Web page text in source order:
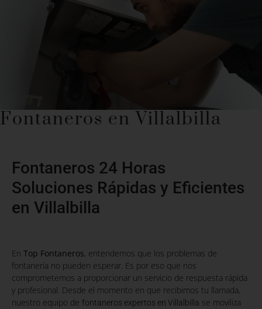
Fontaneros en Villalbilla
Fontaneros 24 Horas
Soluciones Rápidas y Eficientes
en Villalbilla
En Top Fontaneros, entendemos que los problemas de
fontanería no pueden esperar. Es por eso que nos
comprometemos a proporcionar un servicio de respuesta rápida
y profesional. Desde el momento en que recibimos tu llamada,
nuestro equipo de fontaneros expertos en Villalbilla se moviliza